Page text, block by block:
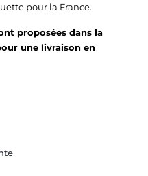
pour la France.
proposées dans la
une livraison en